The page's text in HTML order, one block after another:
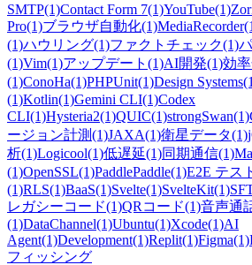
SMTP(1)Contact Form 7(1)YouTube(1)
Pro(1)ブラウザ自動化(1)MediaRecorder
(1)ハウリング(1)ファクトチェック(1)
(1)Vim(1)アップデート (1)AI開発(1)効
(1)ConoHa(1)PHPUnit(1)Design Systems
(1)Kotlin(1)Gemini CLI(1)Codex
CLI(1)Hysteria2(1)QUIC(1)strongSwan(1)
ージョン計測(1)JAXA(1)衛星データ(1)
析(1)Logicool(1)低遅延(1)同期通信(1)
(1)OpenSSL(1)PaddlePaddle(1)E2E テス
(1)RLS(1)BaaS(1)Svelte(1)SvelteKit(1)
レガシーコード(1)QRコード(1)音声通
(1)DataChannel(1)Ubuntu(1)Xcode(1)AI
Agent(1)Development(1)Replit(1)Figma(1)
フィッシング